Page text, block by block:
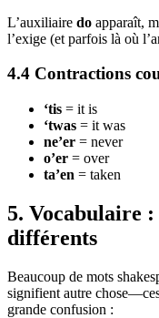
L’auxiliaire do apparaît,
l’exige (et parfois là où
4.4 Contractions
‘tis = it is
‘twas = it was
ne’er = never
o’er = over
ta’en = taken
5. Vocabulaire
différents
Beaucoup de mots
signifient autre
grande confusion :